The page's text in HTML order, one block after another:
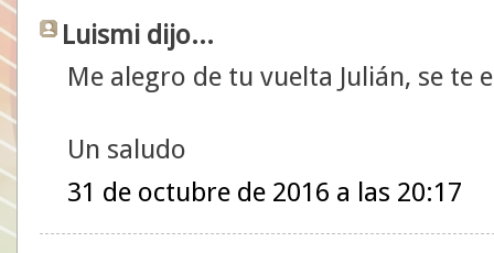
Luismi dijo...
Me alegro de tu vuelta Julián, se te
Un saludo
31 de octubre de 2016 a las 20:17